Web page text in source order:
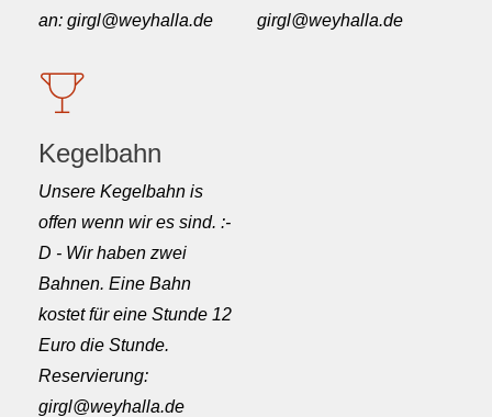
an: girgl@weyhalla.de
girgl@weyhalla.de
Kegelbahn
Unsere Kegelbahn is
offen wenn wir es sind. :-
D - Wir haben zwei
Bahnen. Eine Bahn
kostet für eine Stunde 12
Euro die Stunde.
Reservierung:
girgl@weyhalla.de